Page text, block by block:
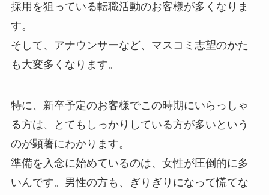
採用を狙っている転職活動のお客様が多くなりま
す。
そして、アナウンサーなど、マスコミ志望のかた
も大変多くなります。
特に、新卒予定のお客様でこの時期にいらっしゃ
る方は、とてもしっかりしている方が多いという
のが顕著にわかります。
準備を入念に始めているのは、女性が圧倒的に多
いんです。男性の方も、ぎりぎりになって慌てな